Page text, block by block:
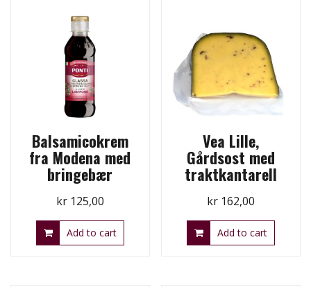
Balsamicokrem
fra Modena med
bringebær
kr125,00
Add to cart
Vea Lille,
Gårdsost med
traktkantarell
kr 162,00
Add to cart